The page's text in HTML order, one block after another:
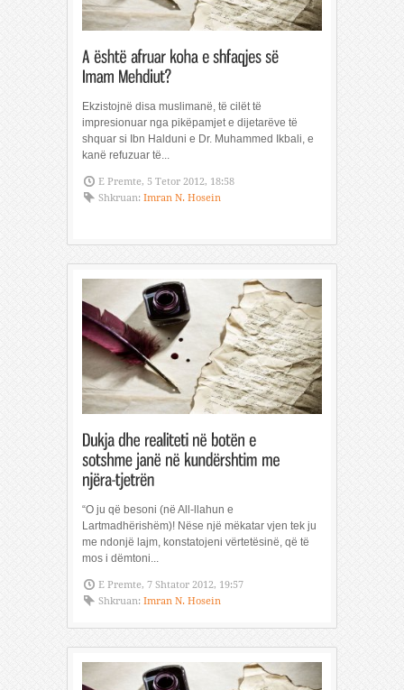
Ekzistojnë disa muslimanë, të cilët të
impresionuar nga pikëpamjet e dijetarëve të
shquar si Ibn Halduni e Dr. Muhammed Ikbali, e
kanë refuzuar të...
E Premte, 5 Tetor 2012, 18:58
Shkruan: Imran N. Hosein
“O ju që besoni (në All-llahun e
Lartmadhërishëm)! Nëse një mëkatar vjen tek ju
me ndonjë lajm, konstatojeni vërtetësinë, që të
mos i dëmtoni...
E Premte, 7 Shtator 2012, 19:57
Shkruan: Imran N. Hosein